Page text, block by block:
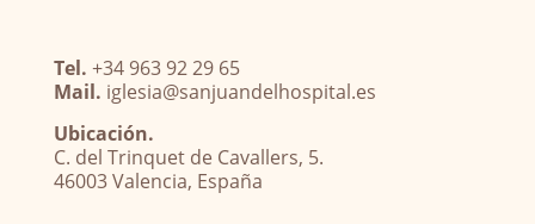
Tel. +34 963 92 29 65
Mail. iglesia@sanjuandelhospital.es
Ubicación.
C. del Trinquet de Cavallers, 5.
46003 Valencia, España